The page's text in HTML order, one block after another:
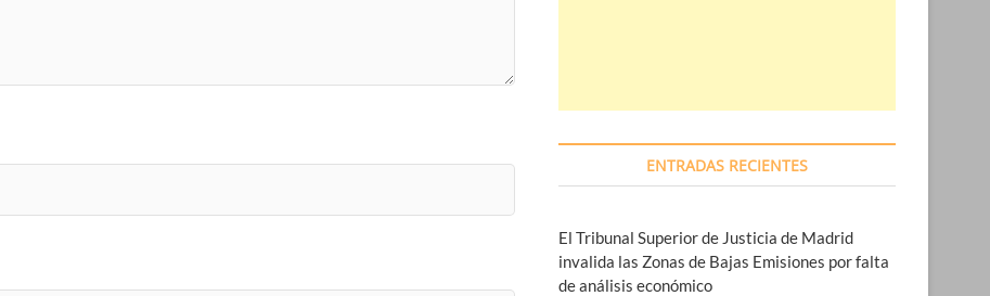
ENTRADAS RECIENTES
El Tribunal Superior de Justicia de Madrid
invalida las Zonas de Bajas Emisiones por falta
de análisis económico